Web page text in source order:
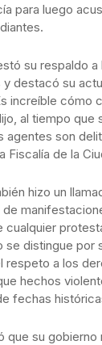
para luego
su respaldo
y destacó su
increíble cómo
al tiempo que
agentes son
Fiscalía de la
hizo un
cualquier
se distingue por
respeto a los
hechos
fechas
que su